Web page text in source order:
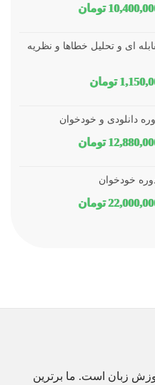
تومانقیمت
ای و تحلیل خطاها و نظریه
تومانقیمت
دانلودی و خودخوان
تومانقیمت
خودخوان
تومانقیمت
زبان است. ما برترین